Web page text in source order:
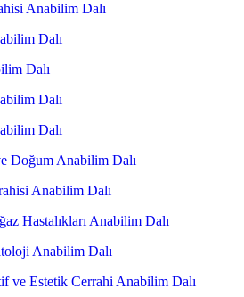
Anabilim Dalı
Dalı
Dalı
Dalı
Dalı
Doğum Anabilim Dalı
Anabilim Dalı
Hastalıkları Anabilim Dalı
Anabilim Dalı
ve Estetik Cerrahi Anabilim Dalı